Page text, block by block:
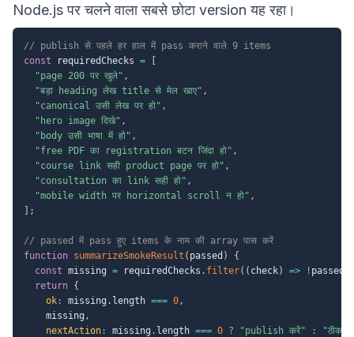
Node.js पर चलने वाला सबसे छोटा version यह रहा।
// publish से पहले हर हाल में pass कराने वाले 9 items
const requiredChecks =
"page 200 पर खुले" ,
"बड़ा heading लेख title से मेल खाए" ,
"canonical उसी लेख पर हो" ,
"hero image दिखे" ,
"body उसी भाषा में हो" ,
"free PDF का registration बटन जिंदा हो" ,
"course link सही product page पर हो" ,
"consultation का link सही हो" ,
"mobile width पर horizontal scroll न हो" ,
;
// passed में pass हुए items के नाम की array पास करें
function summarizeSmokeResult ( passed )
{
const missing = requiredChecks . filter( ( check) => ! passed
return {
ok : missing . length === 0,
    missing
,
nextAction : missing . length === 0 ? "publish करें" :
"ठीक